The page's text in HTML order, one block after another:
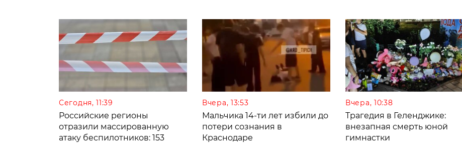
Сегодня, 11:39
Российские регионы
отразили массированную
атаку беспилотников: 153
Вчера, 13:53
Мальчика 14-ти лет избили до
потери сознания в
Краснодаре
Вчера, 10:38
Трагедия в Геленджике:
внезапная смерть юной
гимнастки